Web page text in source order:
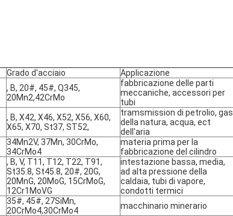
Grado d'acciaio
Applicazione
, B, 20#, 45#, Q345,
20Mn2,42CrMo
fabbricazione delle parti
meccaniche, accessori per
tubi
, B, X42, X46, X52, X56, X60,
X65, X70, St37, ST52,
tramsmission di petrolio, gas
della natura, acqua, ect
dell'aria
34Mn2V, 37Mn, 30CrMo,
34CrMo4
materia prima per la
fabbricazione del cilindro
, B, V, T11, T12, T22, T91,
St35.8, St45.8, 20#, 20G,
20MnG, 20MoG, 15CrMoG,
12Cr1MoVG
intestazione bassa, media,
ad alta pressione della
caldaia, tubi di vapore,
condotti termici
35#, 45#, 27SiMn,
20CrMo4,30CrMo4
macchinario minerario